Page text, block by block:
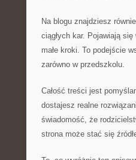
Na blogu znajdziesz
ciągłych kar. Pojawiają
małe kroki. To podejście
zarówno w przedszkolu.
Całość treści jest
dostajesz realne
świadomość, że
strona może stać się